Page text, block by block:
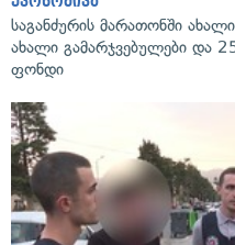
საგანძურის მარათონში
ახალი გამარჯვებულები და
ფონდი